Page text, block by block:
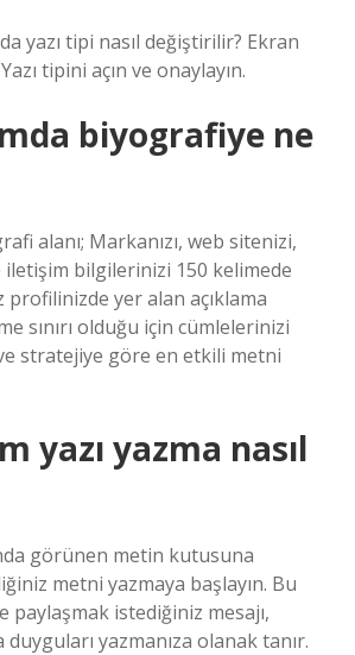
yazı tipi nasıl değiştirilir? Ekran
tipini açın ve onaylayın.
biyografiye ne
alanı; Markanızı, web sitenizi,
bilgilerinizi 150 kelimede
yer alan açıklama
sınırı olduğu için cümlelerinizi
stratejiye göre en etkili metni
yazı yazma nasıl
görünen metin kutusuna
metni yazmaya başlayın. Bu
paylaşmak istediğiniz mesajı,
yazmanıza olanak tanır.